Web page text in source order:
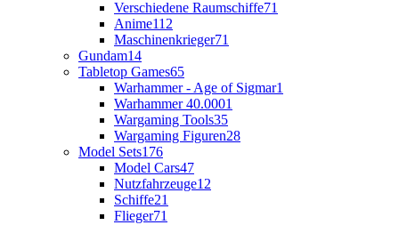
Verschiedene Raumschiffe71
Anime112
Maschinenkrieger71
Gundam14
Tabletop Games65
Warhammer - Age of Sigmar1
Warhammer 40.0001
Wargaming Tools35
Wargaming Figuren28
Model Sets176
Model Cars47
Nutzfahrzeuge12
Schiffe21
Flieger71